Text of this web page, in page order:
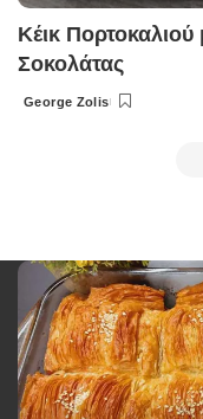
Κέικ
Σοκολάτας
Posted
George Zolis